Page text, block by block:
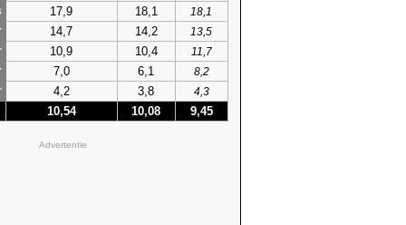
17,9 18,1
18,1
14,7 14,2
13,5
10,9 10,4
11,7
7,0 6,1
8,2
4,2 3,8 4,3
10,54 10,08 9,45
Advertentie